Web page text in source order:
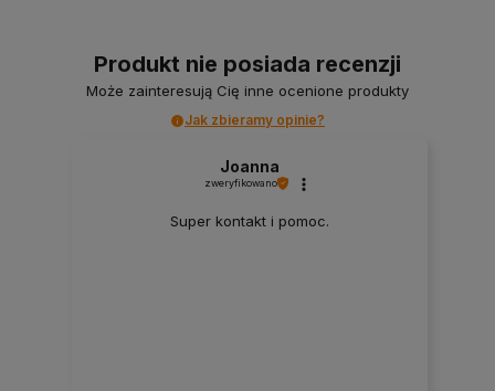
Produkt nie posiada recenzji
Może zainteresują Cię inne ocenione produkty
Jak zbieramy opinie?
Joanna
zweryfikowano
Super kontakt i pomoc.